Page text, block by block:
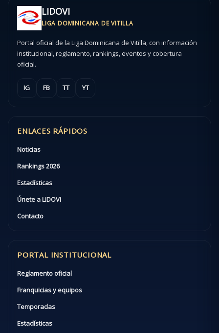
LIDOVI
LIGA DOMINICANA DE VITILLA
Portal oficial de la Liga Dominicana de Vitilla, con información
institucional, reglamento, rankings, eventos y cobertura
oficial.
IG FB TT YT
ENLACES RÁPIDOS
Noticias
Rankings 2026
Estadísticas
Únete a LIDOVI
Contacto
PORTAL INSTITUCIONAL
Reglamento oficial
Franquicias y equipos
Temporadas
Estadísticas